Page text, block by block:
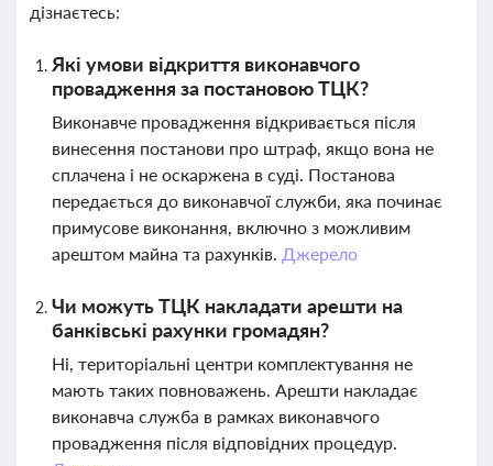
дізнаєтесь:
Які умови відкриття виконавчого
провадження за постановою ТЦК?
Виконавче провадження відкривається після
винесення постанови про штраф, якщо вона не
сплачена і не оскаржена в суді. Постанова
передається до виконавчої служби, яка починає
примусове виконання, включно з можливим
арештом майна та рахунків. Джерело
Чи можуть ТЦК накладати арешти на
банківські рахунки громадян?
Ні, територіальні центри комплектування не
мають таких повноважень. Арешти накладає
виконавча служба в рамках виконавчого
провадження після відповідних процедур.